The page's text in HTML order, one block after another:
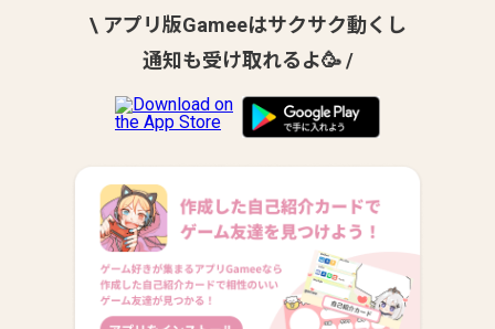
\ アプリ版Gameeはサクサク動くし
通知も受け取れるよ🥳 /